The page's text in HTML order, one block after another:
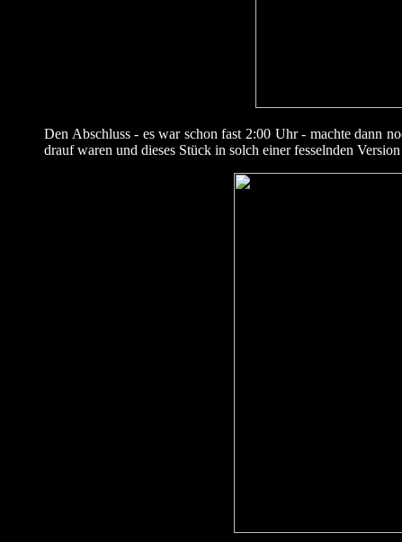
Den Abschluss - es war schon fast 2:00 Uhr - machte dann
drauf waren und dieses Stück in solch einer fesselnden